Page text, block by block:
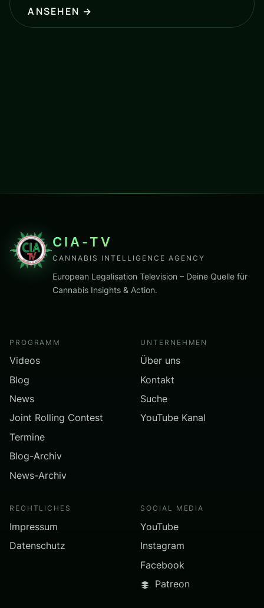
ANSEHEN →
CIA-TV
CANNABIS INTELLIGENCE AGENCY
European Legalisation Television – Deine Quelle für
Cannabis Insights & Action.
PROGRAMM
Videos
Blog
News
Joint Rolling Contest
Termine
Blog-Archiv
News-Archiv
UNTERNEHMEN
Über uns
Kontakt
Suche
YouTube Kanal
RECHTLICHES
Impressum
Datenschutz
SOCIAL MEDIA
YouTube
Instagram
Facebook
Patreon